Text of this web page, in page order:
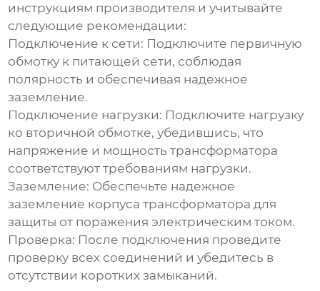
инструкциям производителя и учитывайте
следующие рекомендации:
Подключение к сети: Подключите первичную
обмотку к питающей сети, соблюдая
полярность и обеспечивая надежное
заземление.
Подключение нагрузки: Подключите нагрузку
ко вторичной обмотке, убедившись, что
напряжение и мощность трансформатора
соответствуют требованиям нагрузки.
Заземление: Обеспечьте надежное
заземление корпуса трансформатора для
защиты от поражения электрическим током.
Проверка: После подключения проведите
проверку всех соединений и убедитесь в
отсутствии коротких замыканий.